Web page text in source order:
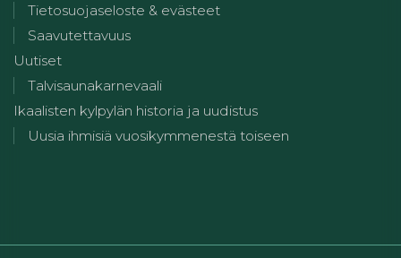
Tietosuojaseloste & evästeet
Saavutettavuus
Uutiset
Talvisaunakarnevaali
Ikaalisten kylpylän historia ja uudistus
Uusia ihmisiä vuosikymmenestä toiseen